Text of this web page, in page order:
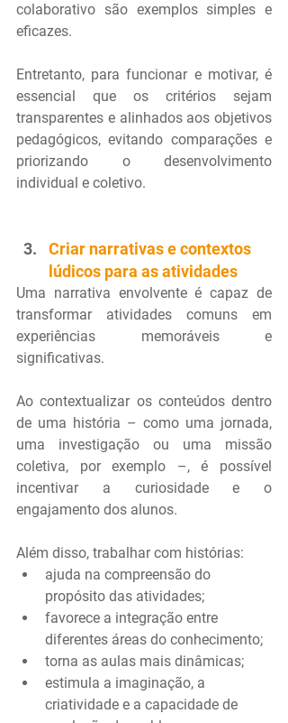
colaborativo são exemplos simples e
eficazes.
Entretanto, para funcionar e motivar, é
essencial que os critérios sejam
transparentes e alinhados aos objetivos
pedagógicos, evitando comparações e
priorizando o desenvolvimento
individual e coletivo.
Criar narrativas e contextos
lúdicos para as atividades
Uma narrativa envolvente é capaz de
transformar atividades comuns em
experiências memoráveis e
significativas.
Ao contextualizar os conteúdos dentro
de uma história – como uma jornada,
uma investigação ou uma missão
coletiva, por exemplo –, é possível
incentivar a curiosidade e o
engajamento dos alunos.
Além disso, trabalhar com histórias:
ajuda na compreensão do
propósito das atividades;
favorece a integração entre
diferentes áreas do conhecimento;
torna as aulas mais dinâmicas;
estimula a imaginação, a
criatividade e a capacidade de